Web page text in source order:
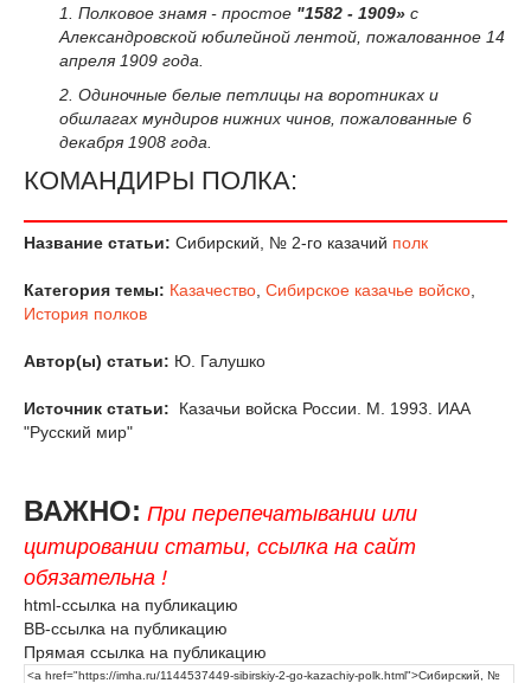
1. Полковое знамя - простое "1582 - 1909» с
Александровской юбилейной лентой, пожалованное 14
апреля 1909 года.
2. Одиночные белые петлицы на воротниках и
обшлагах мундиров нижних чинов, пожалованные 6
декабря 1908 года.
КОМАНДИРЫ ПОЛКА:
Название статьи: Сибирский, № 2-го казачий полк
Категория темы: Казачество Сибирское казачье войско
История полков
Автор(ы) статьи: Ю. Галушко
Источник статьи:
Казачьи войска России. М. 1993. ИАА
"Русский мир"
ВАЖНО: При перепечатывании или
цитировании статьи, ссылка на сайт
обязательна !
html-ссылка на публикацию
BB-ссылка на публикацию
Прямая ссылка на публикацию